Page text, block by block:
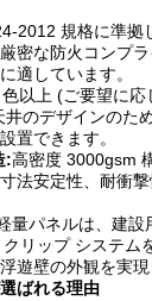
2012 規格に準拠
密な防火コンプ
適しています。
以上 (ご要望に応
のデザインのた
置できます。
:高密度 3000gsm
法安定性、耐衝
量パネルは、建設
リップ システム
遊壁の外観を実現
ばれる理由